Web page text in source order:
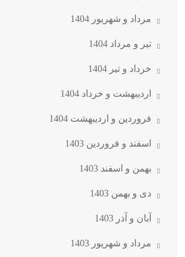
مرداد و شهریور 1404
تیر و مرداد 1404
خرداد و تیر 1404
اردیبهشت و خرداد 1404
فروردین و اردیبهشت 1404
اسفند و فروردین 1403
بهمن و اسفند 1403
دی و بهمن 1403
آبان و آذر 1403
مرداد و شهریور 1403